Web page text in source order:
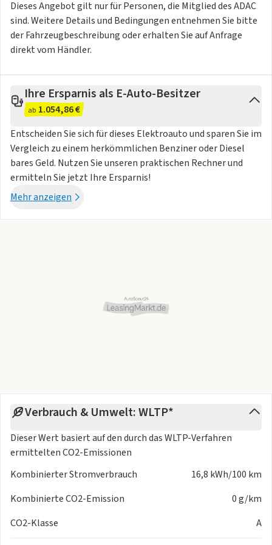
- Gleichstrom-Ladezeit 150kW DC <30 min 10-80%
- Ladeanschlusskappe: Zum Öffnen drücken (inklusive
Wechsel- und Gleichstrom-Laden)
- Vordere Bremse: Belüftete Bremsscheibe
- Typ des Heckantriebsmotors: Permanentmagnet-
Synchronmotor (PMS)
- Scheibenbremsen hinten, belüftet
- ABS - Antiblockiersystem
- Berganfahrhilfe
- Nutzbremsung (Rekuperation)
- Komfortfederung
- ESP/ESC - Überschlagschutzsystem (ARP)
- smart Charge@home
- Active Grille Shutters (AGS) (aktiv steuerbare Luftführung)
- Türspiegel mit Positionsspeicherung
- Elektrische Heckklappe
- Verdeckte Türgriffe - elektrisch
- Rückleuchten - LED
- Positionslichter in voller Länge
- Heckfenster - abgedunkelte Scheiben
Dieses Angebot gilt nur für Personen, die Mitglied des ADAC
sind. Weitere Details und Bedingungen entnehmen Sie bitte
der Fahrzeugbeschreibung oder erhalten Sie auf Anfrage
direkt vom Händler.
Ihre Ersparnis als E-Auto-Besitzer
ab 1.054,86 €
Entscheiden Sie sich für dieses Elektroauto und sparen Sie im
Vergleich zu einem herkömmlichen Benziner oder Diesel
bares Geld. Nutzen Sie unseren praktischen Rechner und
ermitteln Sie jetzt Ihre Ersparnis!
Mehr anzeigen
Verbrauch & Umwelt: WLTP*
Dieser Wert basiert auf den durch dasWLTP-Verfahren
ermittelten CO2-Emissionen
Kombinierter Stromverbrauch
16,8 kWh/100 km
Kombinierte CO2-Emission
0 g/km
CO2-Klasse
A